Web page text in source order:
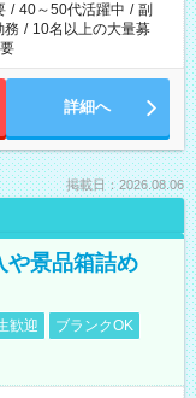
/ 40～50代活躍中 / 副
務 / 10名以上の大量募
詳細へ
掲載日：2026.08.06
や景品箱詰め
歓迎
ブランクOK